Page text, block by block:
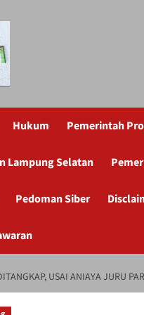
Hukum Pemerintah
Lampung Selatan
Pedoman Siber
USAI ANIAYA JURU